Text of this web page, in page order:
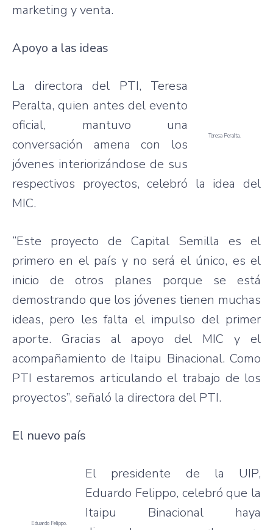
marketing y venta.
Apoyo a las ideas
Teresa Peralta.
La directora del PTI, Teresa
Peralta, quien antes del evento
oficial, mantuvo una
conversación amena con los
jóvenes interiorizándose de sus
respectivos proyectos, celebró la idea del
MIC.
“Este proyecto de Capital Semilla es el
primero en el país y no será el único, es el
inicio de otros planes porque se está
demostrando que los jóvenes tienen muchas
ideas, pero les falta el impulso del primer
aporte. Gracias al apoyo del MIC y el
acompañamiento de Itaipu Binacional. Como
PTI estaremos articulando el trabajo de los
proyectos”, señaló la directora del PTI.
El nuevo país
Eduardo Felippo.
El presidente de la UIP,
Eduardo Felippo, celebró que la
Itaipu Binacional haya